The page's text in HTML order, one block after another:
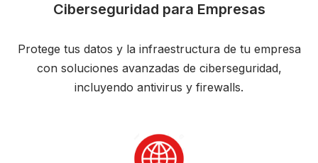
Ciberseguridad para Empresas
Protege tus datos y la infraestructura de tu empresa
con soluciones avanzadas de ciberseguridad,
incluyendo antivirus y firewalls.